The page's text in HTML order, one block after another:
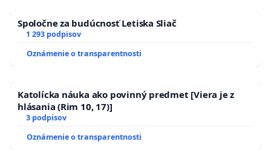
Spoločne za budúcnosť Letiska Sliač
1 293 podpisov
Oznámenie o transparentnosti
Katolícka náuka ako povinný predmet [Viera je z
hlásania (Rim 10, 17)]
3 podpisov
Oznámenie o transparentnosti